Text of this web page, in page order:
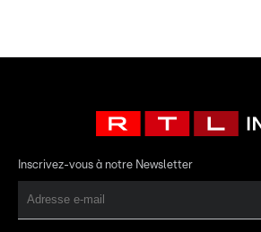
Inscrivez-vous à notre Newsletter